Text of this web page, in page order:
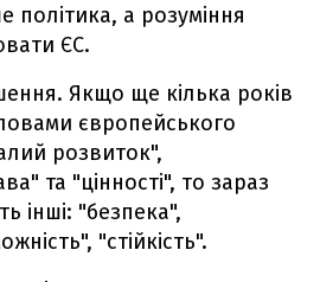
політика, а розуміння
ЄС.
Якщо ще кілька років
європейського
розвиток",
та "цінності", то зараз
інші: "безпека",
"стійкість".